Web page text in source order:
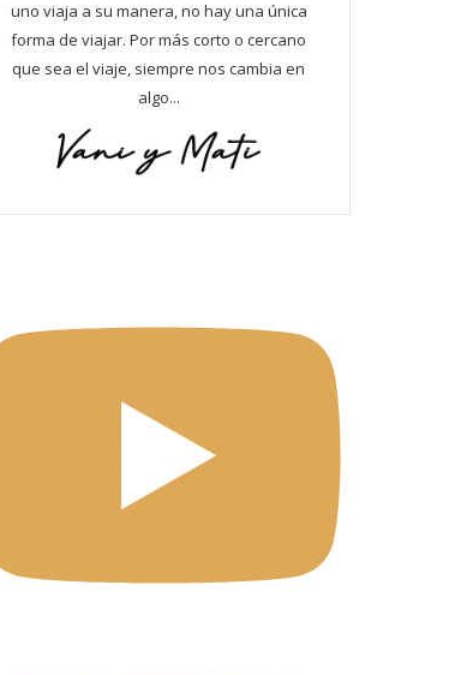
uno viaja a su manera, no hay una única
forma de viajar. Por más corto o cercano
que sea el viaje, siempre nos cambia en
algo...